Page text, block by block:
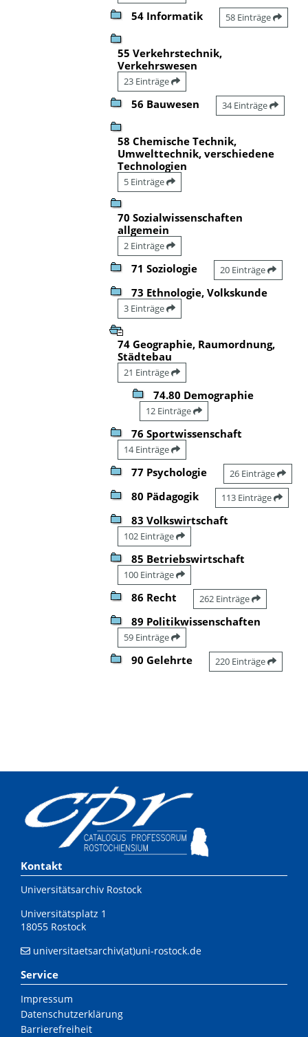
54 Informatik 58 Einträge
55 Verkehrstechnik,
Verkehrswesen
23 Einträge
56 Bauwesen 34 Einträge
58 Chemische Technik,
Umwelttechnik, verschiedene
Technologien
5 Einträge
70 Sozialwissenschaften
allgemein
2 Einträge
71 Soziologie 20 Einträge
73 Ethnologie, Volkskunde
3 Einträge
74 Geographie, Raumordnung,
Städtebau
21 Einträge
74.80 Demographie
12 Einträge
76 Sportwissenschaft
14 Einträge
77 Psychologie 26 Einträge
80 Pädagogik 113 Einträge
83 Volkswirtschaft
102 Einträge
85 Betriebswirtschaft
100 Einträge
86 Recht 262 Einträge
89 Politikwissenschaften
59 Einträge
90 Gelehrte 220 Einträge
Kontakt
Universitätsarchiv Rostock
Universitätsplatz 1
18055 Rostock
universitaetsarchiv(at)uni-rostock.de
Service
Impressum
Datenschutzerklärung
Barrierefreiheit